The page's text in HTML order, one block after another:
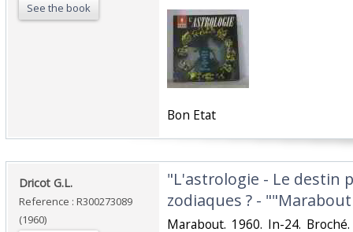
See the book
‎Bon Etat‎
‎Dricot G.L.‎
Reference : R300273089
(1960)
‎"L'astrologie - Le destin
zodiaques ? -
‎Marabout. 1960. In-24.